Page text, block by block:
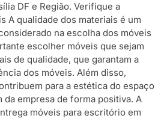
DF e Região. Verifique a
A qualidade dos materiais é um
na escolha dos móveis
escolher móveis que sejam
de qualidade, que garantam a
dos móveis. Além disso,
para a estética do espaço
da empresa de forma positiva. A
móveis para escritório em